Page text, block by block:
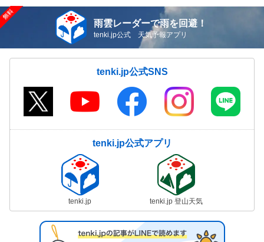
雨雲レーダーで雨を回避！
tenki.jp公式 天気予報アプリ
tenki.jp公式SNS
tenki.jp公式アプリ
tenki.jp tenki.jp 登山天気